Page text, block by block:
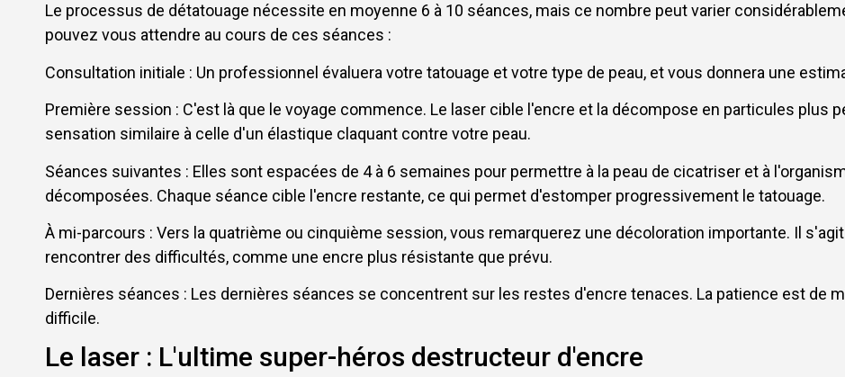
Le processus de détatouage nécessite en moyenne 6 à 10 séances, mais ce nombre peut varier
pouvez vous attendre au cours de ces séances :
Consultation initiale : Un professionnel évaluera votre tatouage et votre type de peau, et vous donnera une
Première session : C'est là que le voyage commence. Le laser cible l'encre et la décompose en particules plus
sensation similaire à celle d'un élastique claquant contre votre peau.
Séances suivantes : Elles sont espacées de 4 à 6 semaines pour permettre à la peau de cicatriser et à
décomposées. Chaque séance cible l'encre restante, ce qui permet d'estomper progressivement le tatouage.
À mi-parcours : Vers la quatrième ou cinquième session, vous remarquerez une décoloration importante. Il
rencontrer des difficultés, comme une encre plus résistante que prévu.
Dernières séances : Les dernières séances se concentrent sur les restes d'encre tenaces. La patience est de
difficile.
Le laser : L'ultime super-héros destructeur d'encre